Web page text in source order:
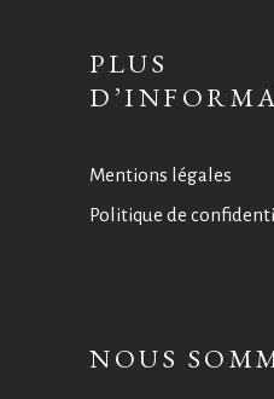
PLUS
Mentions légales
Politique de
NOUS